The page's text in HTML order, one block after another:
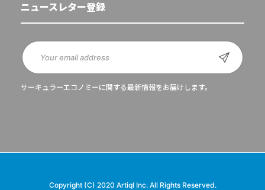
ニュースレター登録
サーキュラーエコノミーに関する最新情報をお届けします。
Copyright (C) 2020 Artiql Inc. All Rights Reserved.